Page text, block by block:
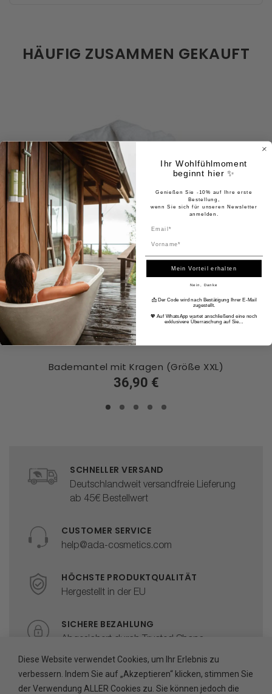
HÄUFIG ZUSAMMEN GEKAUFT
Bademantel mit Kragen (Größe XXL)
36,90 €
SCHNELLER VERSAND
Deutschlandweit versandfreie Lieferung
ab 45€ Bestellwert
CUSTOMER SERVICE
help@ada-cosmetics.com
HÖCHSTE PRODUKTQUALITÄT
Hergestellt in der EU
SICHERE BEZAHLUNG
Abgesichert durch Trusted Shops
Diese Website verwendet Cookies, um Ihr Erlebnis zu
verbessern. Indem Sie auf „Akzeptieren“ klicken, stimmen Sie
der Verwendung ALLER Cookies zu. Sie können jedoch die
Ihr Wohlfühlmoment
beginnt hier ✨
Genießen Sie -10% auf Ihre erste
Bestellung,
wenn Sie sich für unseren Newsletter
anmelden.
Mein Vorteil erhalten
Nein, Danke
📩 Der Code wird nach Bestätigung Ihrer E-Mail
zugestellt.
💖 Auf WhatsApp wartet anschließend eine noch
exklusivere Überraschung auf Sie…